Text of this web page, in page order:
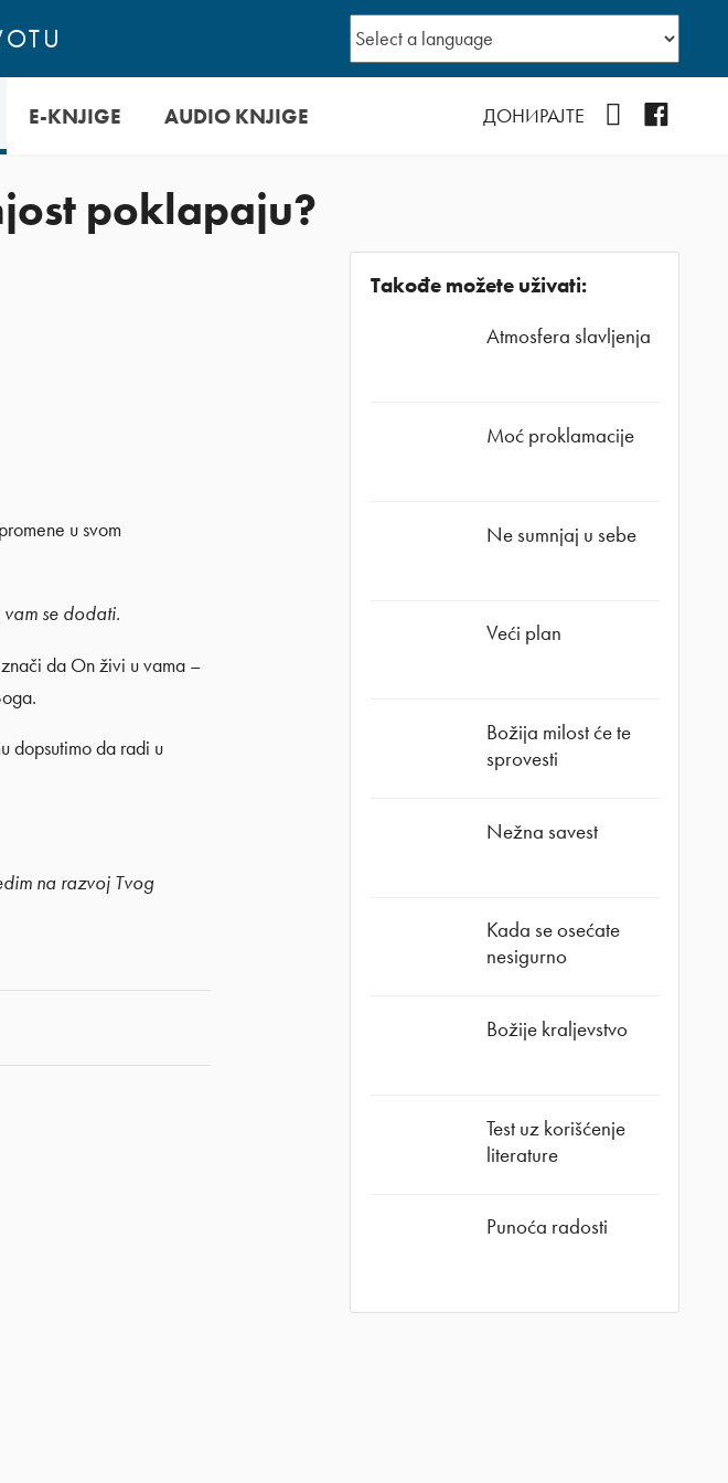
E-KNJIGE AUDIO KNJIGE ДОНИРАЈТЕ YouTube
poklapaju?
u svom
se dodati.
da On živi u vama –
dopsutimo da radi u
na razvoj Tvog
Takođe možete uživati:
Atmosfera slavljenja
Moć proklamacije
Ne sumnjaj u sebe
Veći plan
Božija milost će te
sprovesti
Nežna savest
Kada se osećate
nesigurno
Božije kraljevstvo
Test uz korišćenje
literature
Punoća radosti